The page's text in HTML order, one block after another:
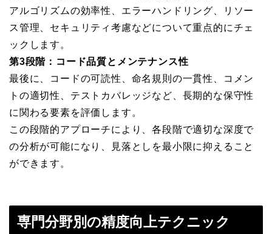
アルゴリズムの効率性、エラーハンドリング、リソー
ス管理、セキュリティ考慮などについて重点的にチェ
ックします。
第3段階：コード品質とメンテナンス性
最後に、コードの可読性、命名規則の一貫性、コメン
トの適切性、テストカバレッジなど、長期的な保守性
に関わる要素を評価します。
この段階的アプローチにより、各段階で適切な深度で
の分析が可能になり、見落としを最小限に抑えること
ができます。
専門分野別の精度向上テクニック